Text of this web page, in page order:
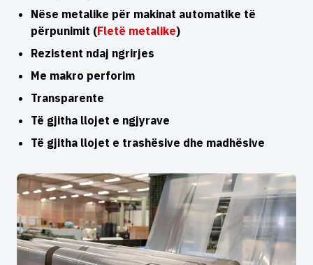
Nëse metalike për makinat automatike të
përpunimit (Fletë metalike)
Rezistent ndaj ngrirjes
Me makro perforim
Transparente
Të gjitha llojet e ngjyrave
Të gjitha llojet e trashësive dhe madhësive